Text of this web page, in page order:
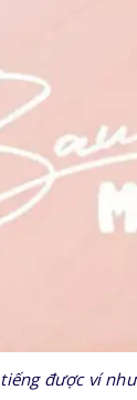
được ví